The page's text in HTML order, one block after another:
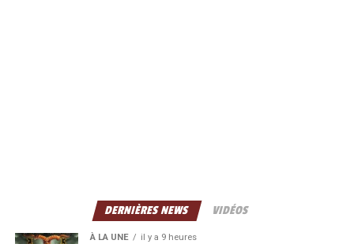
DERNIÈRES NEWS VIDÉOS
À LA UNE il y a 9 heures